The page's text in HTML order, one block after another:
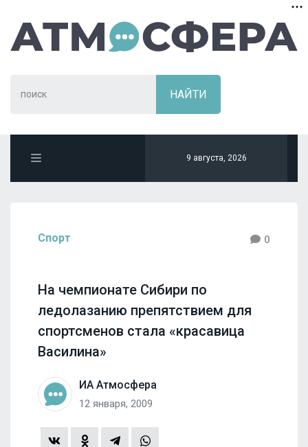
9 августа, 2026
Спорт 0
На чемпионате Сибири по
ледолазанию препятствием для
спортсменов стала «красавица
Василина»
ИА Атмосфера
12 января, 2009